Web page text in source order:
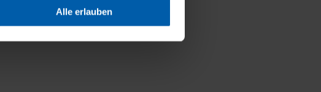
personalisiertes Einkaufserlebnis
selbst festlegen, die Sie erlauben
Alle erlauben